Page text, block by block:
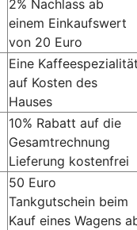
2% Nachlass ab
einem Einkaufswert
von 20 Euro
Eine
auf Kosten des
Hauses
10% Rabatt auf die
Gesamtrechnung
Lieferung kostenfrei
50 Euro
Tankgutschein beim
Kauf eines Wagens